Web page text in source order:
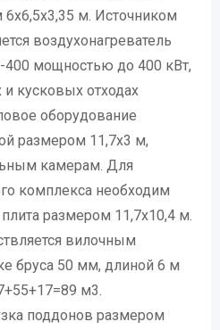
м. Источником
воздухонагреватель
мощностью до 400 кВт,
кусковых отходах
оборудование
размером 11,7х3 м,
камерам. Для
комплекса необходим
размером 11,7х10,4 м.
вилочным
бруса 50 мм, длиной 6 м
м3.
поддонов размером